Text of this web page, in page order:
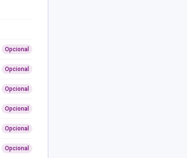
Opcional
Opcional
Opcional
Opcional
Opcional
Opcional